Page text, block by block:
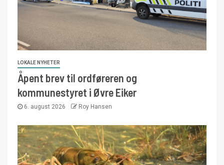
LOKALE NYHETER
Åpent brev til ordføreren og
kommunestyret i Øvre Eiker
6. august 2026 Roy Hansen